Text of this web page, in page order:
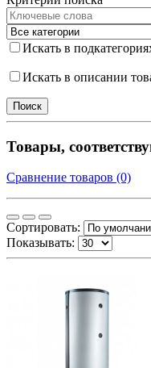
Искать в
Искать в описании
Товары,
Сравнение товаров (0)
Сортировать:
Показывать: